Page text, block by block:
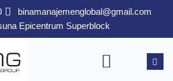
binamanajemenglobal@gmail.com
Epicentrum Superblock